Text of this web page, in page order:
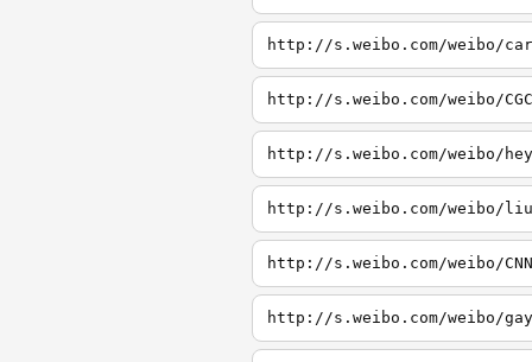
http://s.weibo.com/weibo/car
http://s.weibo.com/weibo/CGC
http://s.weibo.com/weibo/hey
http://s.weibo.com/weibo/liu
http://s.weibo.com/weibo/CNN
http://s.weibo.com/weibo/gay